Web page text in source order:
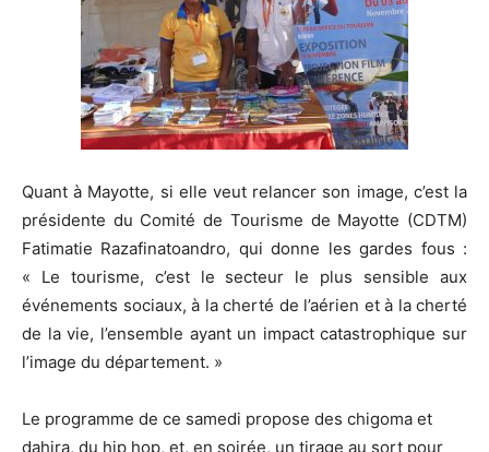
Quant à Mayotte, si elle veut relancer son image, c’est la
présidente du Comité de Tourisme de Mayotte (CDTM)
Fatimatie Razafinatoandro, qui donne les gardes fous :
« Le tourisme, c’est le secteur le plus sensible aux
événements sociaux, à la cherté de l’aérien et à la cherté
de la vie, l’ensemble ayant un impact catastrophique sur
l’image du département. »
Le programme de ce samedi propose des chigoma et
dahira, du hip hop, et, en soirée, un tirage au sort pour